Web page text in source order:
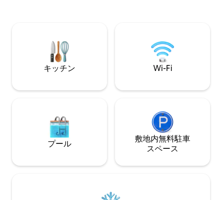
ながら、騒音から
ライバシーが確保
キッチン Wi-Fi
プール
敷地内無料駐⁠車
ス⁠ペ⁠ー⁠ス